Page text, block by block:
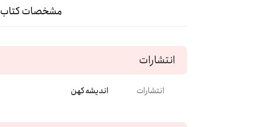
مشخصات کتاب
انتشارات
انتشارات اندیشه کهن